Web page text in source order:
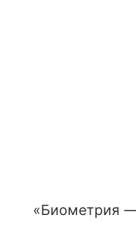
«Биометрия